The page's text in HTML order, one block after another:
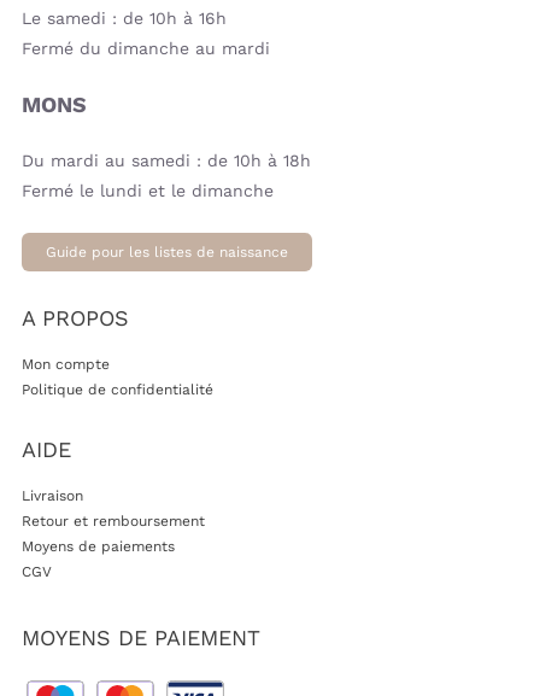
Le samedi : de 10h à 16h
Fermé du dimanche au mardi
MONS
Du mardi au samedi : de 10h à 18h
Fermé le lundi et le dimanche
Guide pour les listes de naissance
A PROPOS
Mon compte
Politique de confidentialité
AIDE
Livraison
Retour et remboursement
Moyens de paiements
CGV
MOYENS DE PAIEMENT